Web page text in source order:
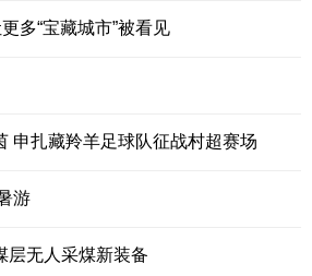
多“宝藏城市”被看见
申扎藏羚羊足球队征战村超赛场
游
层无人采煤新装备